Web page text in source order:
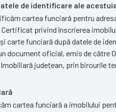
de identificare ale
cartea funciară pentru
privind înscrierea
carte funciară după datele de
document oficial, emis de către
județean, prin birourile
cartea funciară a imobilului